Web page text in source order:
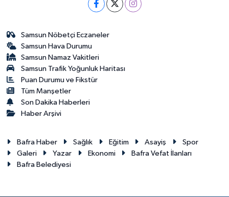
Samsun Nöbetçi Eczaneler
Samsun Hava Durumu
Samsun Namaz Vakitleri
Samsun Trafik Yoğunluk Haritası
Puan Durumu ve Fikstür
Tüm Manşetler
Son Dakika Haberleri
Haber Arşivi
Bafra Haber Sağlık Eğitim Asayiş
Spor
Galeri
Yazar Ekonomi
Bafra Vefat İlanları
Bafra Belediyesi